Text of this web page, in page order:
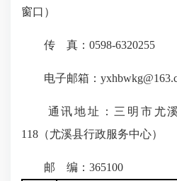
窗口）
传 真：0598-6320255
电子邮箱：
通讯地址：三明市尤溪
118（尤溪县行政服务中心）
邮 编：365100